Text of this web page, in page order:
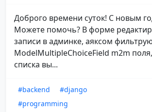
Доброго времени суток! С новым
Можете помочь? В форме
записи в админке, аяксом
ModelMultipleChoiceField m2m
списка вы...
#backend
#django
#programming